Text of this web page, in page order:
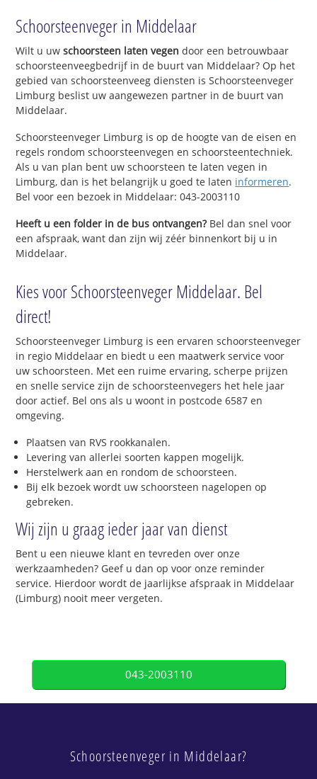
Schoorsteenveger in Middelaar
Wilt u uwschoorsteen laten vegen door een betrouwbaar
schoorsteenveegbedrijf in de buurt van Middelaar? Op het
gebied van schoorsteenveeg diensten is Schoorsteenveger
Limburg beslist uw aangewezen partner in de buurt van
Middelaar.
Schoorsteenveger Limburg is op de hoogte van de eisen en
regels rondom schoorsteenvegen en schoorsteentechniek.
Als u van plan bent uw schoorsteen te laten vegen in
Limburg, dan is het belangrijk u goed te laten informeren.
Bel voor een bezoek in Middelaar: 043-2003110
Heeft u een folder in de bus ontvangen?Bel dan snel voor
een afspraak, want dan zijn wij zéér binnenkort bij u in
Middelaar.
Kies voor Schoorsteenveger Middelaar. Bel
direct!
Schoorsteenveger Limburg is een ervaren schoorsteenveger
in regio Middelaar en biedt u een maatwerk service voor
uw schoorsteen. Met een ruime ervaring, scherpe prijzen
en snelle service zijn de schoorsteenvegers het hele jaar
door actief. Bel ons als u woont in postcode 6587 en
omgeving.
Plaatsen van RVS rookkanalen.
Levering van allerlei soorten kappen mogelijk.
Herstelwerk aan en rondom de schoorsteen.
Bij elk bezoek wordt uw schoorsteen nagelopen op
gebreken.
Wij zijn u graag ieder jaar van dienst
Bent u een nieuwe klant en tevreden over onze
werkzaamheden? Geef u dan op voor onze reminder
service. Hierdoor wordt de jaarlijkse afspraak in Middelaar
(Limburg) nooit meer vergeten.
043-2003110
Schoorsteenveger in Middelaar?